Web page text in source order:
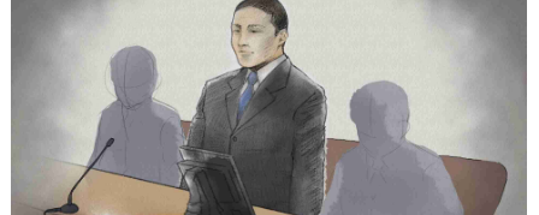
2013/03/26(火) 12:16:16
いいな～。食べたい。
6枚で元が取れるなら、お得だよね。
+35 -2